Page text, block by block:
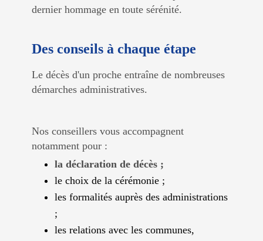
dernier hommage en toute sérénité.
Des conseils à chaque étape
Le décès d'un proche entraîne de nombreuses
démarches administratives.
Nos conseillers vous accompagnent
notamment pour :
la déclaration de décès ;
le choix de la cérémonie ;
les formalités auprès des administrations
;
les relations avec les communes,